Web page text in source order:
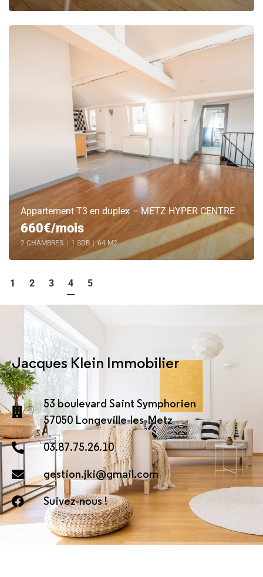
Appartement T3 en duplex – METZ HYPER CENTRE
660€/mois
2 CHAMBRES 1 SDB | 64 M2
1 2 3 4 5
Jacques Klein Immobilier
53 boulevard Saint Symphorien
57050 Longeville-les-Metz
03.87.75.26.10
gestion.jki@gmail.com
Suivez-nous !